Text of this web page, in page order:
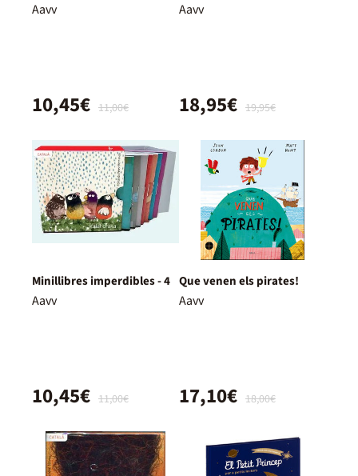
Aavv
11,00€
10,45€
Aavv
19,95€
18,95€
Minillibres imperdibles - 4
Aavv
11,00€
10,45€
Que venen els pirates!
Aavv
18,00€
17,10€